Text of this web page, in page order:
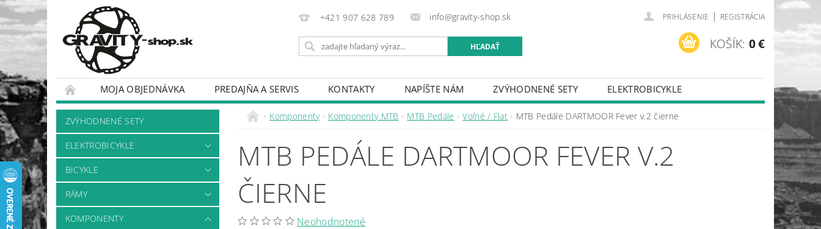
+421 907 628 789 info@gravity-shop.sk PRIHLÁSENIE | REGISTRÁCIA
KOŠÍK: 0 €
MOJA OBJEDNÁVKA PREDAJŇA A SERVIS KONTAKTY NAPÍŠTE NÁM ZVÝHODNENÉ SETY
ELEKTROBICYKLE
BICYKLE
RÁMY
ZVÝHODNENÉ SETY
ELEKTROBICYKLE
BICYKLE
RÁMY
KOMPONENTY
Komponenty Komponenty MTB MTB Pedále Voľné / Flat MTB Pedále DARTMOOR Fever v.2 čierne
MTB PEDÁLE DARTMOOR FEVER V.2
ČIERNE
Neohodnotené